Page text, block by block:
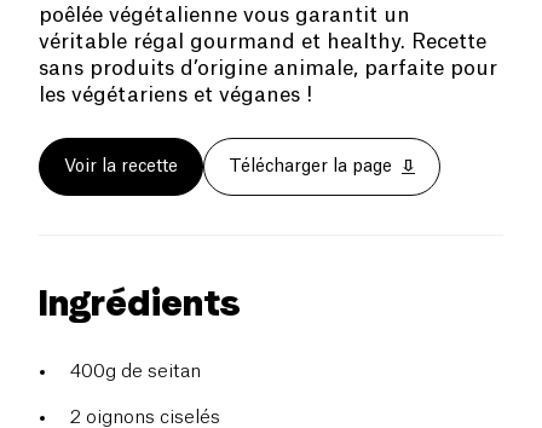
poêlée végétalienne vous garantit un
véritable régal gourmand et healthy. Recette
sans produits d’origine animale, parfaite pour
les végétariens et véganes !
Voir la recette Télécharger la page
Ingrédients
400g de seitan
2 oignons ciselés